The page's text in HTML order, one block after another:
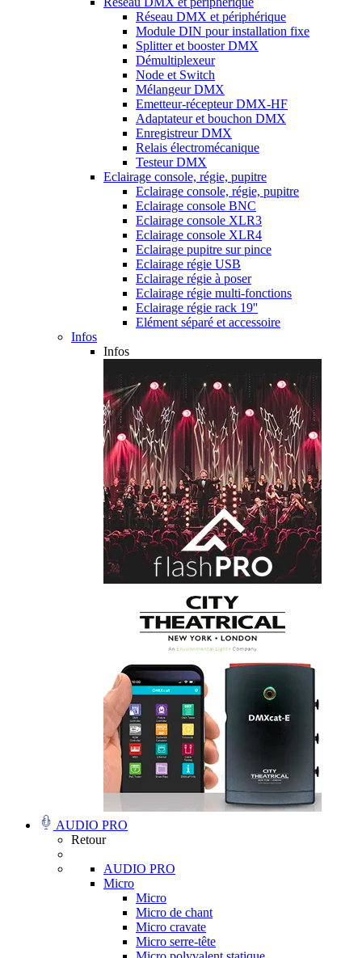
Réseau DMX et périphérique
Module DIN pour installation fixe
Splitter et booster DMX
Démultiplexeur
Node et Switch
Mélangeur DMX
Emetteur-récepteur DMX-HF
Adaptateur et bouchon DMX
Enregistreur DMX
Relais électromécanique
Testeur DMX
Eclairage console, régie, pupitre
Eclairage console, régie, pupitre
Eclairage console BNC
Eclairage console XLR3
Eclairage console XLR4
Eclairage pupitre sur pince
Eclairage régie USB
Eclairage régie à poser
Eclairage régie multi-fonctions
Eclairage régie rack 19''
Elément séparé et accessoire
Infos
Infos
AUDIO PRO
Retour
AUDIO PRO
Micro
Micro
Micro de chant
Micro cravate
Micro serre-tête